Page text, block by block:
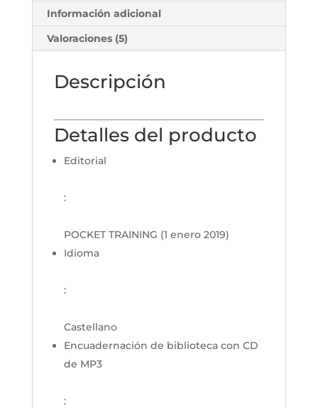
Información adicional
Valoraciones (5)
Descripción
Detalles del producto
Editorial
:
POCKET TRAINING (1 enero 2019)
Idioma
:
Castellano
Encuadernación de biblioteca con CD
de MP3
: